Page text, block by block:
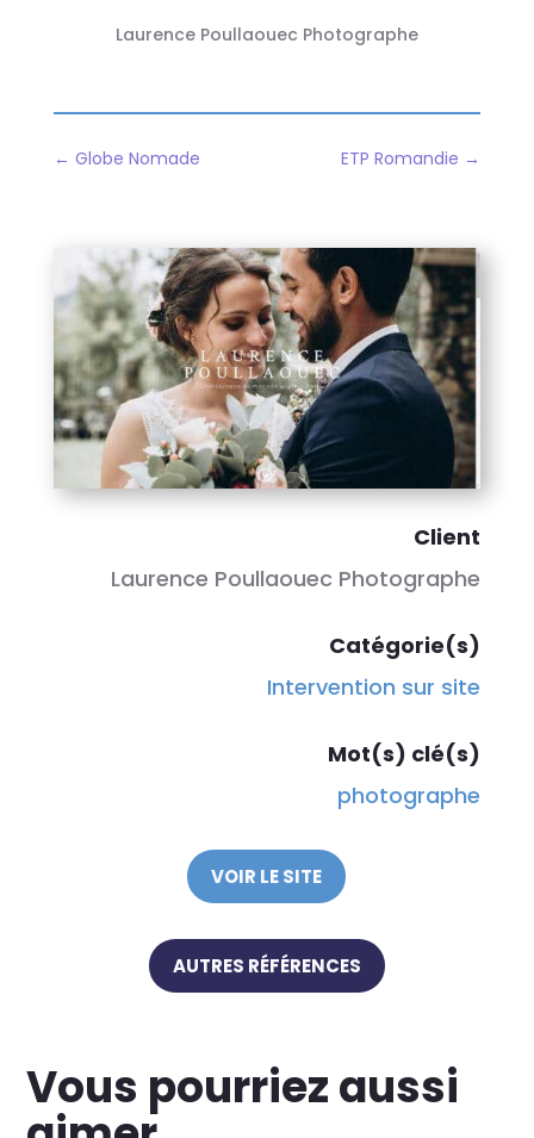
Laurence Poullaouec Photographe
← Globe Nomade ETP Romandie →
Client
Laurence Poullaouec Photographe
Catégorie(s)
Intervention sur site
Mot(s) clé(s)
photographe
VOIR LE SITE
AUTRES RÉFÉRENCES
Vous pourriez aussi